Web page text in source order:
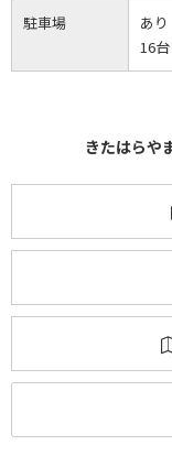
駐車場
あり
16台
きたはらや